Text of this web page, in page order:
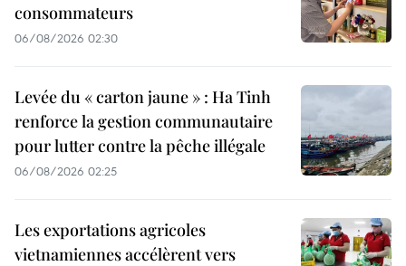
consommateurs
06/08/2026 02:30
Levée du « carton jaune » : Ha Tinh
renforce la gestion communautaire
pour lutter contre la pêche illégale
06/08/2026 02:25
Les exportations agricoles
vietnamiennes accélèrent vers